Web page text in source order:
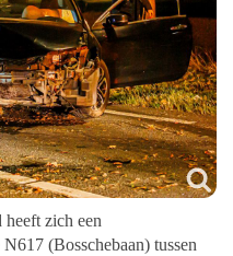
zich een
(Bosschebaan) tussen